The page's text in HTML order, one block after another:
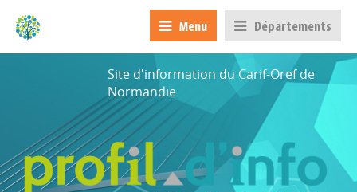
Menu Départements
Site d'information du Carif-Oref de
Normandie